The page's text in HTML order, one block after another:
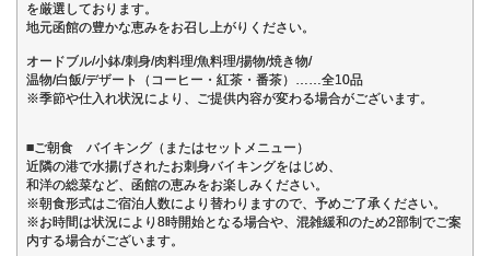
を厳選しております。
地元函館の豊かな恵みをお召し上がりください。
オードブル/小鉢/刺身/肉料理/魚料理/揚物/焼き物/
温物/白飯/デザート（コーヒー・紅茶・番茶）……全10品
※季節や仕入れ状況により、ご提供内容が変わる場合がございます。
■ご朝食 バイキング（またはセットメニュー）
近隣の港で水揚げされたお刺身バイキングをはじめ、
和洋の総菜など、函館の恵みをお楽しみください。
※朝食形式はご宿泊人数により替わりますので、予めご了承ください。
※お時間は状況により8時開始となる場合や、混雑緩和のため2部制でご案
内する場合がございます。